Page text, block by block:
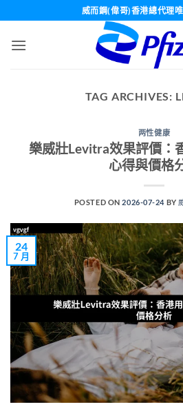
content
威而鋼(偉哥)香港總代理
TAG ARCHIVES:
两性健康
樂威壯Levitra效果評價：
心得與價格
POSTED ON2026-07-24 BY
24
7 月